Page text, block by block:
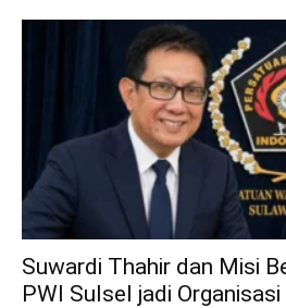
Suwardi Thahir dan Misi
PWI Sulsel jadi